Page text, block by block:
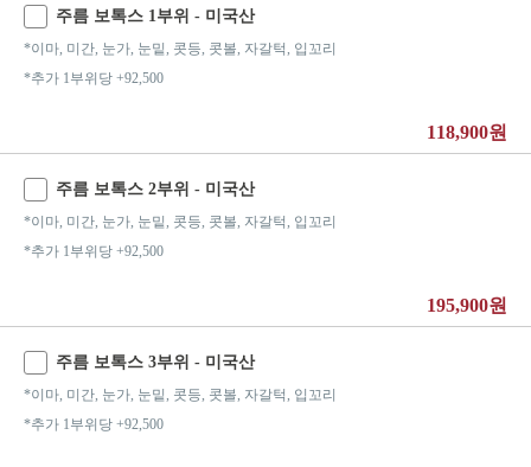
주름 보톡스 1부위 - 미국산
*이마, 미간, 눈가, 눈밑, 콧등, 콧볼, 자갈턱, 입꼬리
*추가 1부위당 +92,500
118,900원
주름 보톡스 2부위 - 미국산
*이마, 미간, 눈가, 눈밑, 콧등, 콧볼, 자갈턱, 입꼬리
*추가 1부위당 +92,500
195,900원
주름 보톡스 3부위 - 미국산
*이마, 미간, 눈가, 눈밑, 콧등, 콧볼, 자갈턱, 입꼬리
*추가 1부위당 +92,500